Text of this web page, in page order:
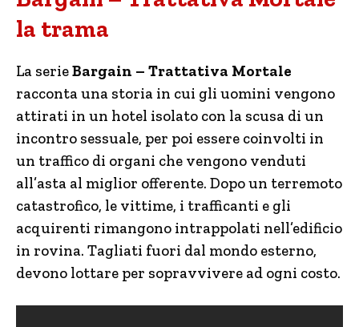
la trama
La serieBargain – Trattativa Mortale
racconta una storia in cui gli uomini vengono
attirati in un hotel isolato con la scusa di un
incontro sessuale, per poi essere coinvolti in
un traffico di organi che vengono venduti
all’asta al miglior offerente. Dopo un terremoto
catastrofico, le vittime, i trafficanti e gli
acquirenti rimangono intrappolati nell’edificio
in rovina. Tagliati fuori dal mondo esterno,
devono lottare per sopravvivere ad ogni costo.